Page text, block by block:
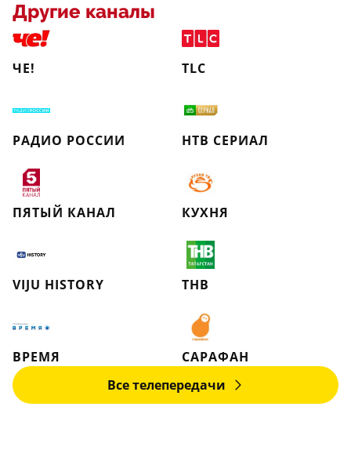
Другие каналы
ЧЕ! TLC
РАДИО РОССИИ НТВ СЕРИАЛ
ПЯТЫЙ КАНАЛ КУХНЯ
VIJU HISTORY ТНВ
ВРЕМЯ
САРАФАН
Все телепередачи